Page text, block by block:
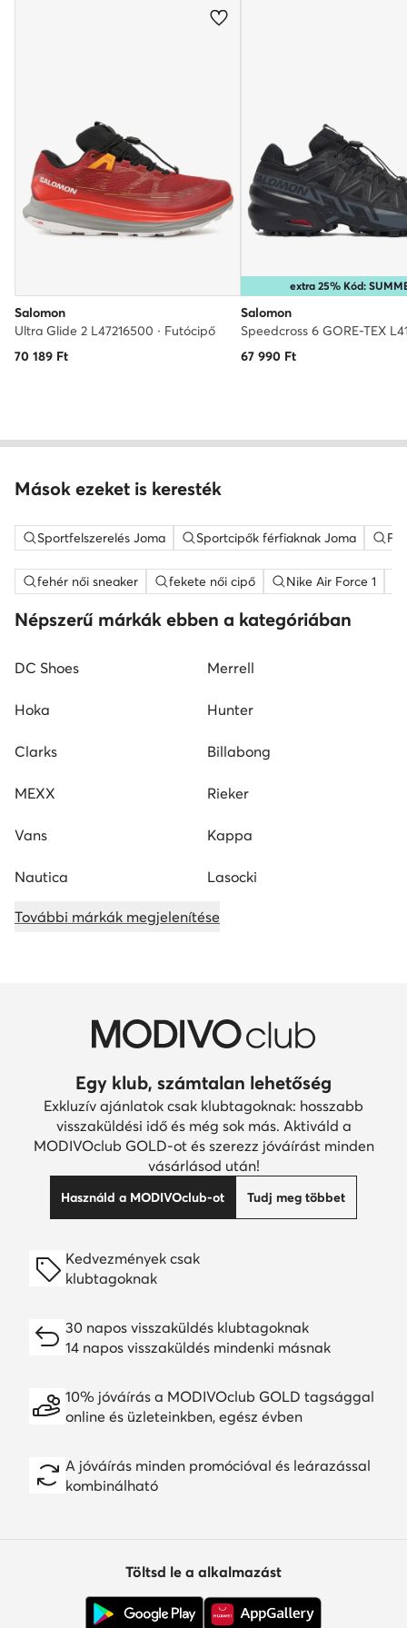
Salomon
Ultra Glide 2 L47216500 · Futócipő
70 189 Ft
extra 25% Kód:
Salomon
67 990Ft
Mások ezeket is keresték
Sportfelszerelés Joma Sportcipők férfiaknak Joma
fehér női sneaker fekete női cipő Nike Air Force 1
Népszerű márkák ebben a kategóriában
DC Shoes Merrell
Hoka Hunter
Clarks Billabong
MEXX Rieker
Vans Kappa
Nautica Lasocki
További márkák megjelenítése
Egy klub, számtalan lehetőség
Exkluzív ajánlatok csak klubtagoknak: hosszabb
visszaküldési idő és még sok más. Aktiváld a
MODIVOclub GOLD-ot és szerezz jóváírást minden
vásárlásod után!
Használd a MODIVOclub-ot Tudj meg többet
Kedvezmények csak
klubtagoknak
30 napos visszaküldés klubtagoknak
14 napos visszaküldés mindenki másnak
10% jóváírás a MODIVOclub GOLD tagsággal
online és üzleteinkben, egész évben
A jóváírás minden promócióval és leárazással
kombinálható
Töltsd le a alkalmazást